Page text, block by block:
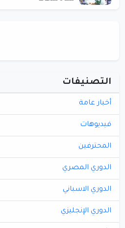
التصنيفات
أخبار عامة
فيديوهات
المحترفين
الدوري المصري
الدوري الاسباني
الدوري الإنجليزي